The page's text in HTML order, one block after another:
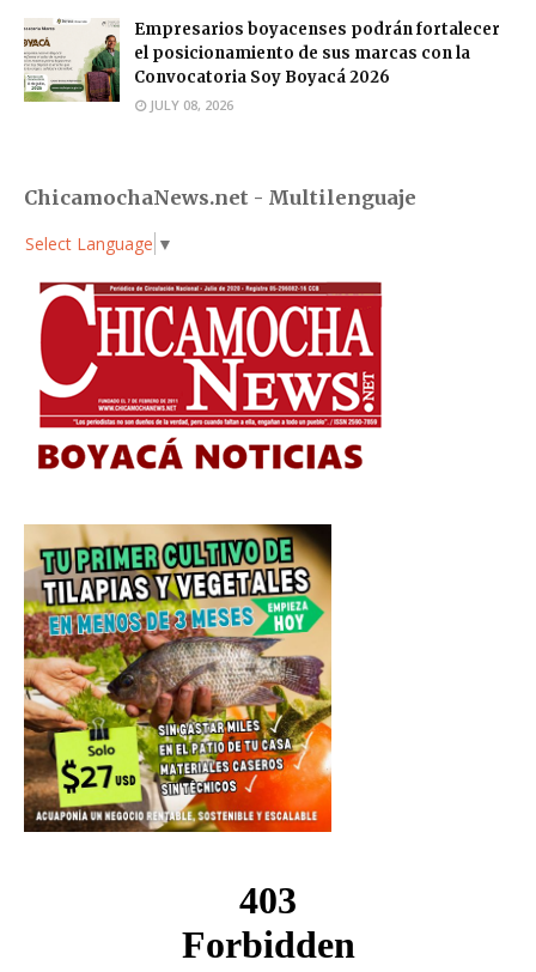
Empresarios boyacenses podrán fortalecer
el posicionamiento de sus marcas con la
Convocatoria Soy Boyacá 2026
JULY 08, 2026
ChicamochaNews.net - Multilenguaje
Select Language ▼